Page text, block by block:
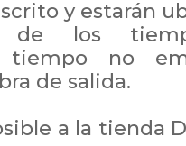
y estarán
de los
tiempo no
de salida.
a la tienda